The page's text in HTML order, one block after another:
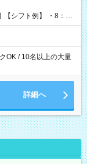
OK / 10名以上の大量
詳細へ